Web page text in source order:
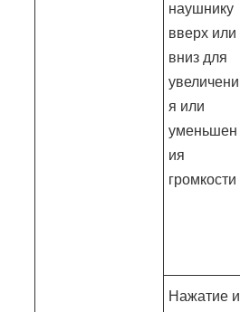
наушнику
вверх или
вниз для
увеличени
я или
уменьшен
ия
громкости
Нажатие и